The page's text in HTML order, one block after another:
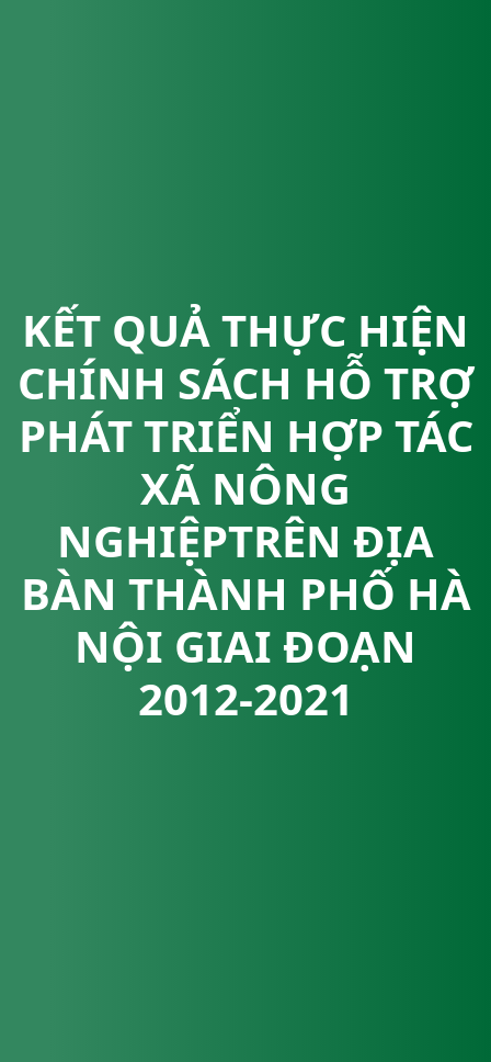
KẾT QUẢ THỰC HIỆN
CHÍNH SÁCH HỖ TRỢ
PHÁT TRIỂN HỢP TÁC
XÃ NÔNG
NGHIỆPTRÊN ĐỊA
BÀN THÀNH PHỐ HÀ
NỘI GIAI ĐOẠN
2012-2021